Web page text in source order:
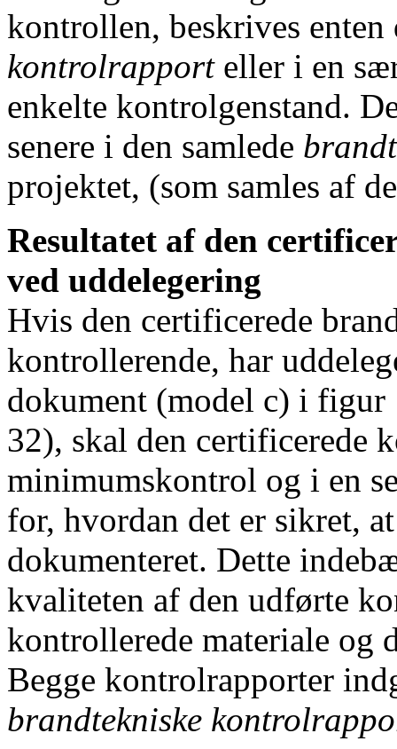
kontrollen, beskrives
kontrolrapporteller i en
enkelte kontrolgenstand.
senere i den samlede
projektet, (som samles af
Resultatet af den
ved uddelegering
Hvis den certificerede
kontrollerende, har
dokument (model c) i
32), skal den certificerede
minimumskontrol og i en
for, hvordan det er sikret,
dokumenteret. Dette
kvaliteten af den udførte
kontrollerede materiale og
Begge kontrolrapporter
brandtekniske